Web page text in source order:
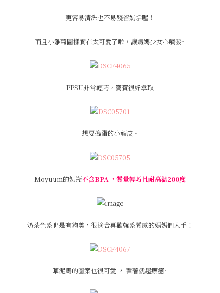
更容易清洗也不易殘留奶垢喔 ！
而且小雛菊圖樣實在太可愛了啦， 讓媽媽少女心噴發~
PPSU非常輕巧，寶寶很好拿取
想要搗蛋的小頑皮~
Moyuum的奶瓶不含BPA ，質量輕巧且耐高溫200度
奶茶色系也是有夠美 ， 很適合喜歡韓系質感的媽媽們入手！
草泥馬的圖案也很可愛 ， 看著就超療癒~